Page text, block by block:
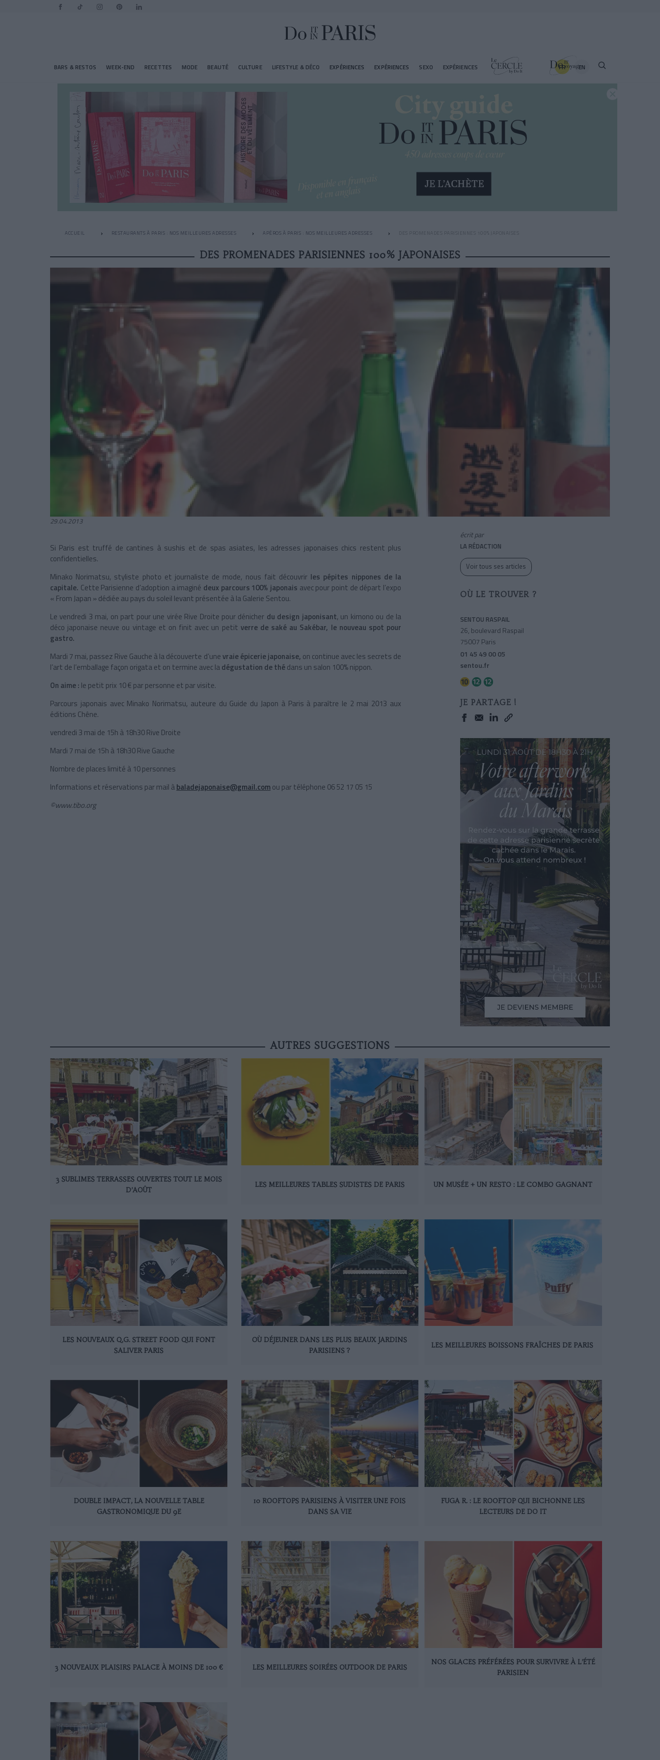
BARS & RESTOS WEEK-END RECETTES MODE BEAUTÉ CULTURE LIFESTYLE & DÉCO EXPÉRIENCES EXPÉRIENCES SEXO EXPÉRIENCES FR EN
ACCUEIL RESTAURANTS À PARIS : NOS MEILLEURES ADRESSES APÉROS À PARIS : NOS MEILLEURES ADRESSES
DES PROMENADES PARISIENNES 100% JAPONAISES
29.04.2013
Si Paris est truffé de cantines à sushis et de spas asiates, les adresses japonaises chics restent plus
confidentielles.
Minako Norimatsu, styliste photo et journaliste de mode, nous fait découvrir les pépites nippones de la
capitale. Cette Parisienne d’adoption a imaginé deux parcours 100% japonais avec pour point de départ l’expo
« From Japan » dédiée au pays du soleil levant présentée à la Galerie Sentou.
Le vendredi 3 mai, on part pour une virée Rive Droite pour dénicher du design japonisant, un kimono ou de la
déco japonaise neuve ou vintage et on finit avec un petit verre de saké au Sakébar, le nouveau spot pour
gastro.
Mardi 7 mai, passez Rive Gauche à la découverte d’unevraie épicerie japonaise, on continue avec les secrets de
l’art de l’emballage façon origata et on termine avec ladégustation de thédans un salon 100% nippon.
On aime : le petit prix 10 € par personne et par visite.
Parcours japonais avec Minako Norimatsu, auteure du Guide du Japon à Paris à paraître le 2 mai 2013 aux
éditions Chêne.
vendredi 3 mai de 15h à 18h30 Rive Droite
Mardi 7 mai de 15h à 18h30 Rive Gauche
Nombre de places limité à 10 personnes
Informations et réservations par mail àbaladejaponaise@gmail.com ou par téléphone 06 52 17 05 15
©www.tibo.org
écrit par
LA RÉDACTION
Voir tous ses articles
OÙ LE TROUVER ?
SENTOU RASPAIL
26, boulevard Raspail
75007 Paris
01 45 49 00 05
sentou.fr
JE PARTAGE !
AUTRES SUGGESTIONS
3 SUBLIMES TERRASSES OUVERTES TOUT LE MOIS
D’AOÛT
LES MEILLEURES TABLES SUDISTES DE PARIS UN MUSÉE + UN RESTO : LE COMBO GAGNANT
LES NOUVEAUX Q.G. STREET FOOD QUI FONT
SALIVER PARIS
OÙ DÉJEUNER DANS LES PLUS BEAUX JARDINS
PARISIENS ?
LES MEILLEURES BOISSONS FRAÎCHES DE PARIS
DOUBLE IMPACT, LA NOUVELLE TABLE
GASTRONOMIQUE DU 9E
10 ROOFTOPS PARISIENS À VISITER UNE FOIS
DANS SA VIE
FUGA R. : LE ROOFTOP QUI BICHONNE LES
LECTEURS DE DO IT
3 NOUVEAUX PLAISIRS PALACE À MOINS DE 100 € LES MEILLEURES SOIRÉES OUTDOOR DE PARIS
NOS GLACES PRÉFÉRÉES POUR SURVIVRE À L’ÉTÉ
PARISIEN